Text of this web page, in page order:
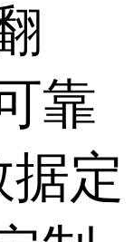
靠
定